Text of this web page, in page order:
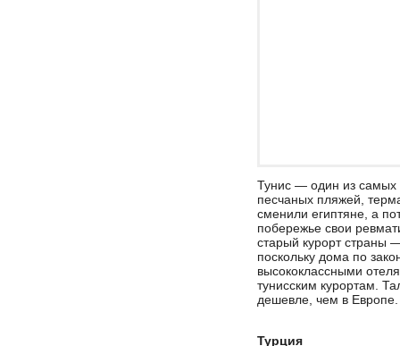
Тунис — один из самых
песчаных пляжей,
сменили египтяне, а
побережье свои
старый курорт страны
поскольку дома по
высококлассными
тунисским курортам.
дешевле, чем в Европе.
Турция